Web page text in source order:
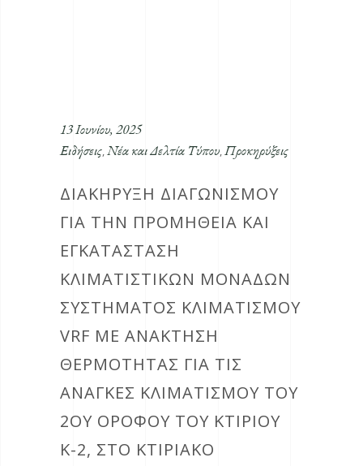
13 Ιουνίου, 2025
Ειδήσεις,Νέα και Δελτία Τύπου,Προκηρύξεις
ΔΙΑΚΉΡΥΞΗ ΔΙΑΓΩΝΙΣΜΟΎ
ΓΙΑ ΤΗΝ ΠΡΟΜΉΘΕΙΑ ΚΑΙ
ΕΓΚΑΤΆΣΤΑΣΗ
ΚΛΙΜΑΤΙΣΤΙΚΏΝ ΜΟΝΆΔΩΝ
ΣΥΣΤΉΜΑΤΟΣ ΚΛΙΜΑΤΙΣΜΟΎ
VRF ΜΕ ΑΝΆΚΤΗΣΗ
ΘΕΡΜΌΤΗΤΑΣ ΓΙΑ ΤΙΣ
ΑΝΆΓΚΕΣ ΚΛΙΜΑΤΙΣΜΟΎ ΤΟΥ
2ΟΥ ΟΡΌΦΟΥ ΤΟΥ ΚΤΙΡΊΟΥ
Κ-2, ΣΤΟ ΚΤΙΡΙΑΚΌ